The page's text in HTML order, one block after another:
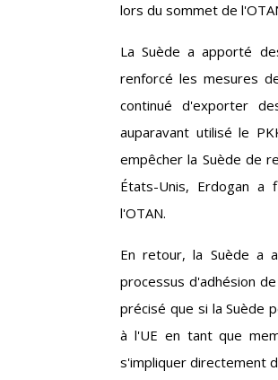
lors du sommet de
La Suède a apporté
renforcé les mesures
continué d'exporter
auparavant utilisé le
empêcher la Suède de
États-Unis, Erdogan a
l'OTAN.
En retour, la Suède a
processus d'adhésion
précisé que si la Suède
à l'UE en tant que
s'impliquer directement